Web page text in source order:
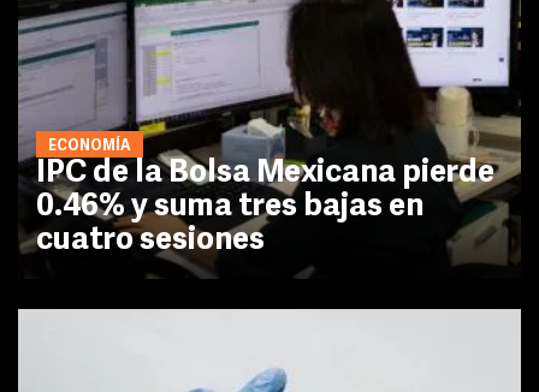
ECONOMÍA
IPC de la Bolsa Mexicana pierde
0.46% y suma tres bajas en
cuatro sesiones